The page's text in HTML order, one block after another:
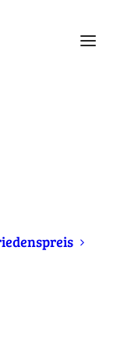
2021
CCP. Die